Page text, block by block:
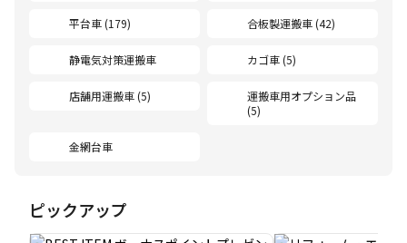
平台車 (179) 合板製運搬車 (42)
静電気対策運搬車 カゴ車 (5)
店舗用運搬車 (5)
運搬車用オプション品
(5)
金網台車
ピックアップ